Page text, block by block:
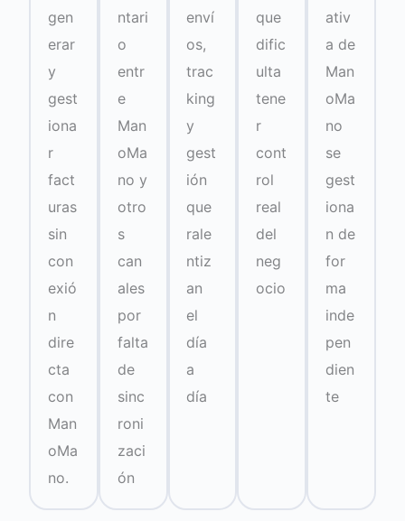
gen
erar
y
gest
iona
r
fact
uras
sin
con
exió
n
dire
cta
con
Man
oMa
no.
ntari
o
entr
e
Man
oMa
no y
otro
s
can
ales
por
falta
de
sinc
roni
zaci
ón
enví
os,
trac
king
y
gest
ión
que
rale
ntiz
an
el
día
a
día
que
dific
ulta
tene
r
cont
rol
real
del
neg
ocio
ativ
a de
Man
oMa
no
se
gest
iona
n de
for
ma
inde
pen
dien
te